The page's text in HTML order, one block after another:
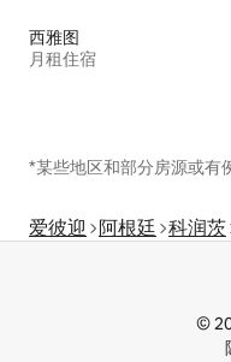
西雅图
月租住宿
*某些地区和部分房源或有
爱彼迎 阿根廷 科润茨
©